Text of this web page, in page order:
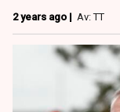
2 years ago | Av: TT